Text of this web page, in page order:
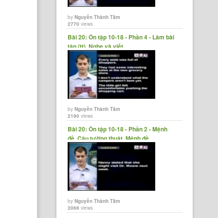
byNguyễn Thành Tâm
2770 views
Bài 20: Ôn tập 10-18 - Phần 4 - Làm bài
tập (tt), Nghe và viết,......
byNguyễn Thành Tâm
2190 views
Bài 20: Ôn tập 10-18 - Phần 2 - Mệnh
đề, Câu tường thuật, Mệnh đề......
byNguyễn Thành Tâm
2066 views